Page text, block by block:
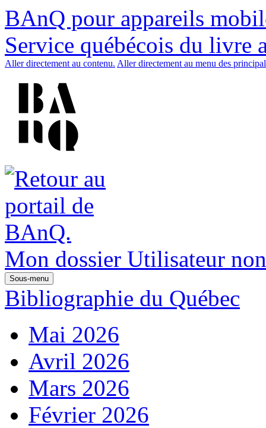
BAnQ pour appareils
Service québécois du livre
Aller directement au contenu. Aller directement au menu des
Mon dossier Utilisateur
Sous-menu
Bibliographie du Québec
Mai 2026
Avril 2026
Mars 2026
Février 2026